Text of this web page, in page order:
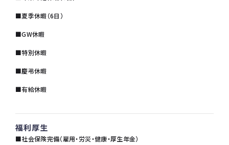
■夏季休暇（6日）
■GW休暇
■特別休暇
■慶弔休暇
■有給休暇
福利厚生
■社会保険完備（雇用・労災・健康・厚生年金）